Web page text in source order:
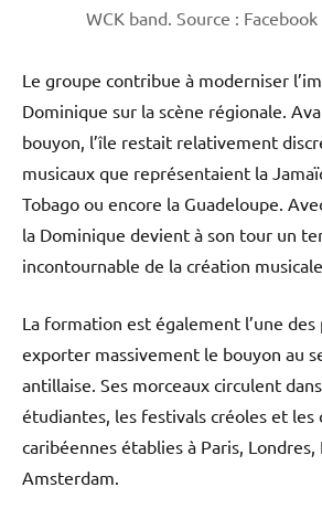
WCK band. Source : Facebook
Le groupe contribue à moderniser
Dominique sur la scène régionale.
bouyon, l’île restait relativement
musicaux que représentaient la
Tobago ou encore la Guadeloupe.
la Dominique devient à son tour un
incontournable de la création
La formation est également l’une des
exporter massivement le bouyon au
antillaise. Ses morceaux circulent
étudiantes, les festivals créoles et les
caribéennes établies à Paris, Londres,
Amsterdam.